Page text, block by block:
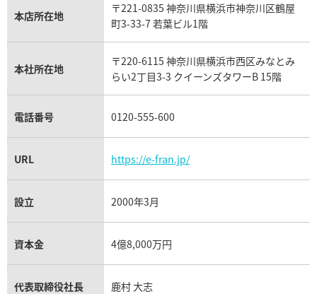
カルティエ買取
フランク ミュラー買取
リシャール・ミル買取
パネライ買取
チューダー（チュードル）買取
本店所在地
〒221-0835 神奈川県横浜市神奈川区鶴屋
町3-33-7 若葉ビル1階
本社所在地
〒220-6115 神奈川県横浜市西区みなとみ
らい2丁目3-3 クイーンズタワーB 15階
電話番号 0120-555-600
URL https://e-fran.jp/
設立 2000年3月
資本金 4億8,000万円
代表取締役社長 鹿村 大志